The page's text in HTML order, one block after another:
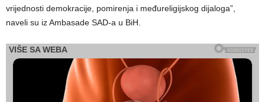
vrijednosti demokracije, pomirenja i međureligijskog dijaloga”,
naveli su iz Ambasade SAD-a u BiH.